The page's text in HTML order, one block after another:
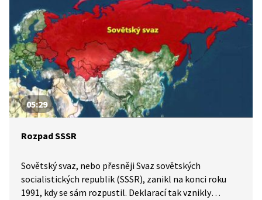
05:29
Rozpad SSSR
Sovětský svaz, nebo přesněji Svaz sovětských
socialistických republik (SSSR), zanikl na konci roku
1991, kdy se sám rozpustil. Deklarací tak vznikly